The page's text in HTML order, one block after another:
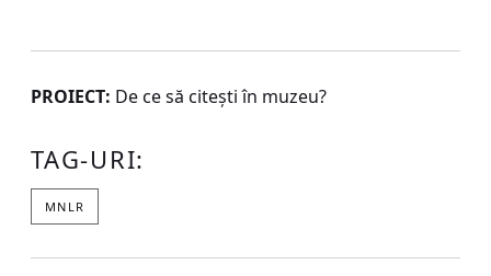
PROIECT: De ce să citești în muzeu?
TAG-URI:
MNLR